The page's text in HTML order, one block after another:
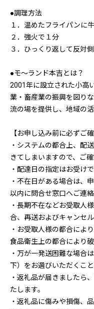
●調理方法
１．温めたフライパンに
２．強火で１分
３．ひっくり返して反対
●モ〜ランド本吉とは？
2001年に設立された小高
業・畜産業の振興を図り
流の場を提供し、地域の
【お申し込み前に必ずご
・システムの都合上、配
きてしまいますので、ご
・配達日の指定はお受けで
・不在日がある場合は、
以内に問合せ窓口へご連
・長期不在などお受取人
合、再送およびキャンセ
・お受取人様の都合によ
食品衛生上の都合により
・万が一発送困難な場合
下）をお選びいただくこと
・返礼品が届きましたら
たします。
・返礼品に傷みや損傷、